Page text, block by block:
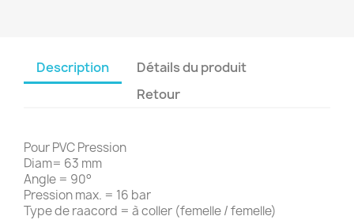
Description
Détails du produit
Retour
Pour PVC Pression
Diam= 63 mm
Angle = 90°
Pression max. = 16 bar
Type de raacord = à coller (femelle / femelle)